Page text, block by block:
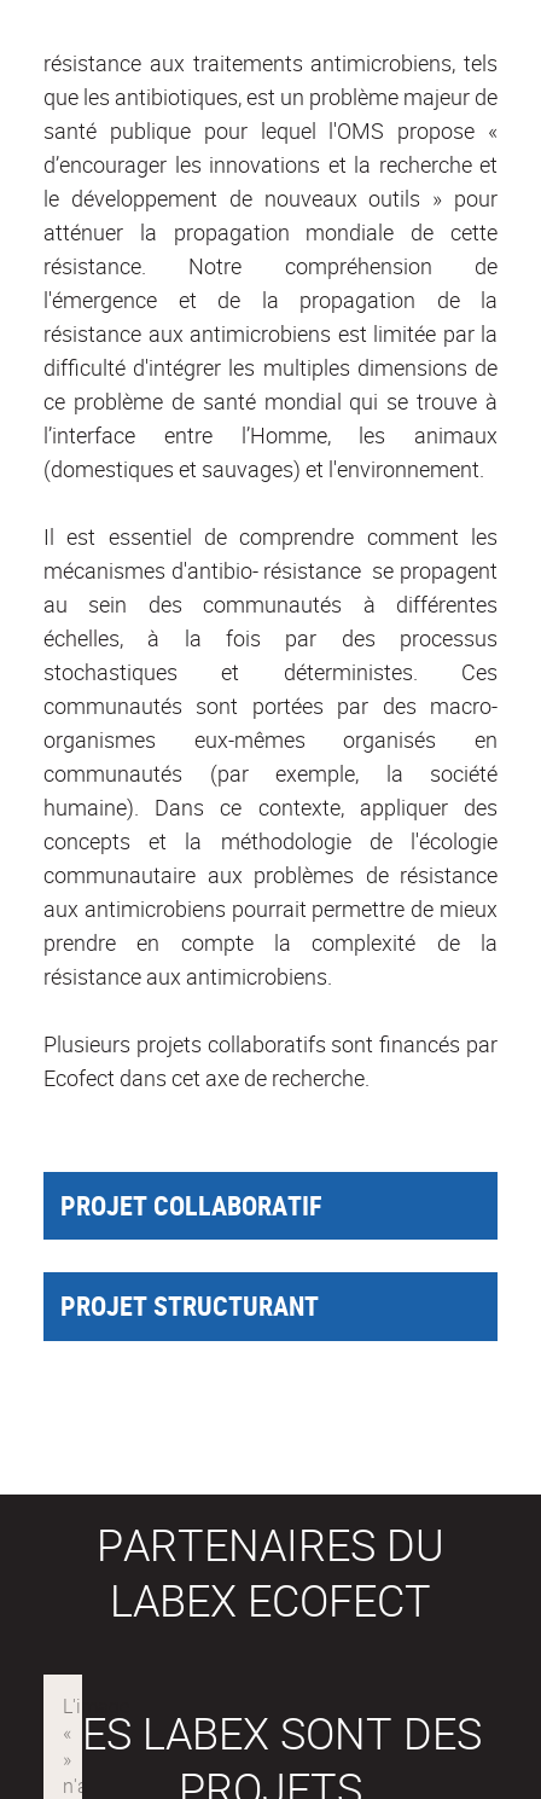
résistance aux traitements antimicrobiens, tels
que les antibiotiques, est un problème majeur de
santé publique pour lequel l'OMS propose «
d’encourager les innovations et la recherche et
le développement de nouveaux outils » pour
atténuer la propagation mondiale de cette
résistance. Notre compréhension de
l'émergence et de la propagation de la
résistance aux antimicrobiens est limitée par la
difficulté d'intégrer les multiples dimensions de
ce problème de santé mondial qui se trouve à
l’interface entre l’Homme, les animaux
(domestiques et sauvages) et l'environnement.
Il est essentiel de comprendre comment les
mécanismes d'antibio- résistance se propagent
au sein des communautés à différentes
échelles, à la fois par des processus
stochastiques et déterministes. Ces
communautés sont portées par des macro-
organismes eux-mêmes organisés en
communautés (par exemple, la société
humaine). Dans ce contexte, appliquer des
concepts et la méthodologie de l'écologie
communautaire aux problèmes de résistance
aux antimicrobiens pourrait permettre de mieux
prendre en compte la complexité de la
résistance aux antimicrobiens.
Plusieurs projets collaboratifs sont financés par
Ecofect dans cet axe de recherche.
PROJET COLLABORATIF
PROJET STRUCTURANT
PARTENAIRES DU
LABEX ECOFECT
LES LABEX SONT DES